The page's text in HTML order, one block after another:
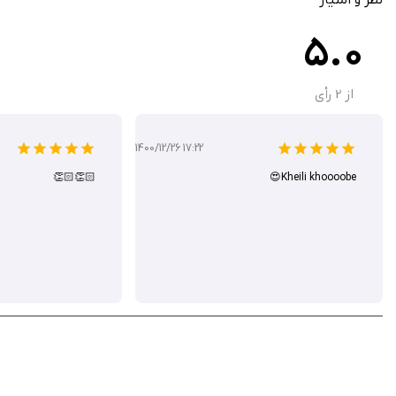
5.0
از 2 رأی
1400/12/26 17:22
Kheili khoooobe😍
👏🏻👏🏻